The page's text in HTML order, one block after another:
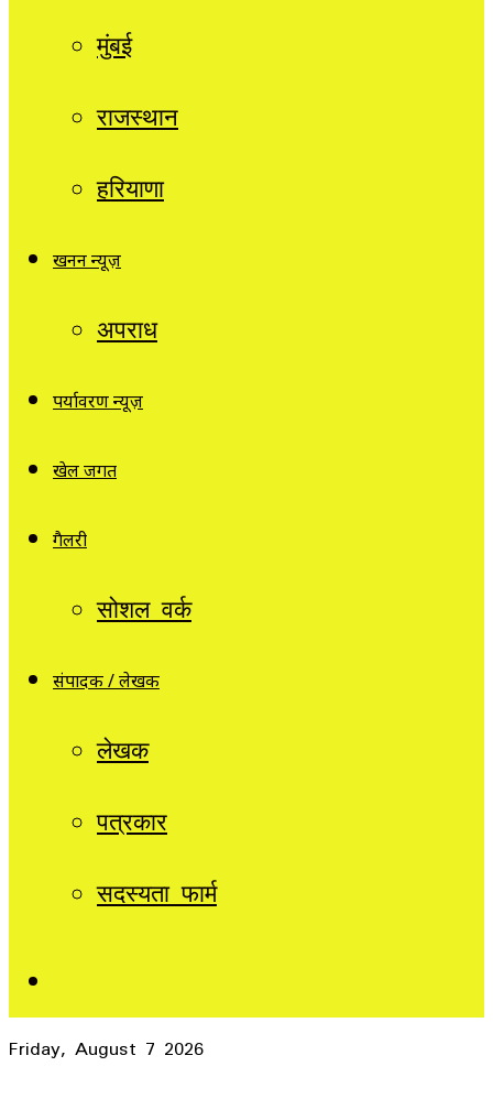
मुंबई
राजस्थान
हरियाणा
खनन न्यूज़
अपराध
पर्यावरण न्यूज़
खेल जगत
गैलरी
सोशल वर्क
संपादक / लेखक
लेखक
पत्रकार
सदस्यता फार्म
Friday, August 7 2026